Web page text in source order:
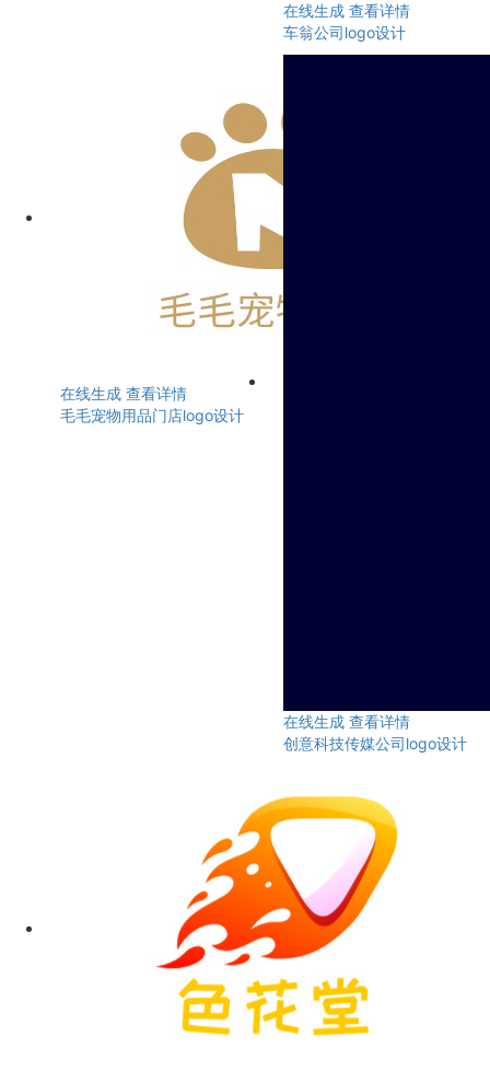
在线生成 查看详情
车翁公司logo设计
在线生成 查看详情
毛毛宠物用品门店logo设计
在线生成 查看详情
创意科技传媒公司logo设计